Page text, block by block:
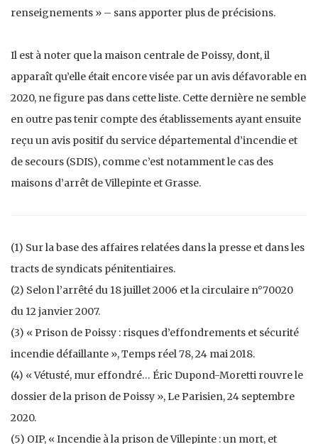
renseignements » – sans apporter plus de précisions.
Il est à noter que la maison centrale de Poissy, dont, il
apparaît qu’elle était encore visée par un avis défavorable en
2020, ne figure pas dans cette liste. Cette dernière ne semble
en outre pas tenir compte des établissements ayant ensuite
reçu un avis positif du service départemental d’incendie et
de secours (SDIS), comme c’est notamment le cas des
maisons d’arrêt de Villepinte et Grasse.
(1) Sur la base des affaires relatées dans la presse et dans les
tracts de syndicats pénitentiaires.
(2) Selon l’arrêté du 18 juillet 2006 et la circulaire n°70020
du 12 janvier 2007.
(3) « Prison de Poissy : risques d’effondrements et sécurité
incendie défaillante », Temps réel 78, 24 mai 2018.
(4) « Vétusté, mur effondré… Éric Dupond-Moretti rouvre le
dossier de la prison de Poissy », Le Parisien, 24 septembre
2020.
(5) OIP, « Incendie à la prison de Villepinte : un mort, et